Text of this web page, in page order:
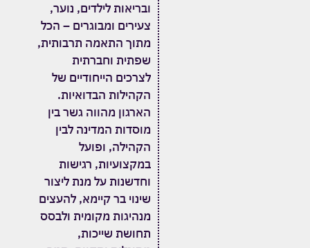
ובריאות לילדים, נוער,
צעירים ומבוגרים – הכל
מתוך התאמה תרבותית,
שפתית וחברתית
לצרכים הייחודיים של
הקהילות הבדואיות.
הארגון מהווה גשר בין
מוסדות המדינה לבין
הקהילה, ופועל
במקצועיות, רגישות
וחדשנות על מנת ליצור
שינוי בר קיימא, להעצים
מנהיגות מקומית ולבסס
תחושת שייכות,